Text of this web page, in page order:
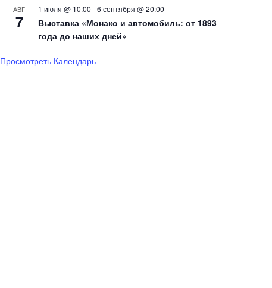
АВГ
7
1 июля @ 10:00 -6 сентября @ 20:00
Выставка «Монако и автомобиль: от 1893
года до наших дней»
Просмотреть Календарь